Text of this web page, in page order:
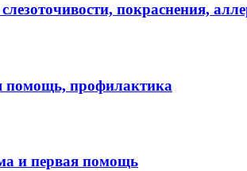
покраснения,
помощь, профилактика
и первая помощь